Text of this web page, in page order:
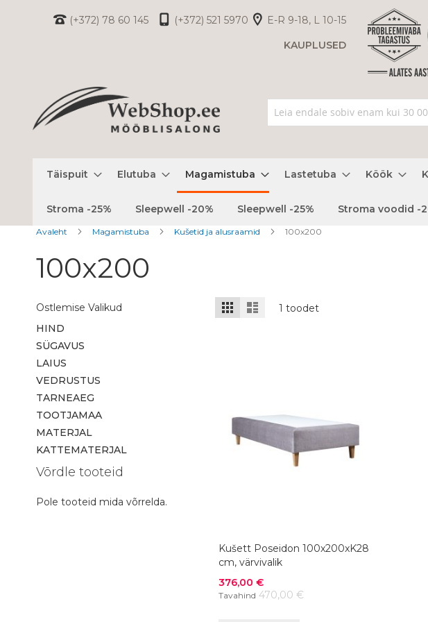
(+372) 78 60 145 (+372) 521 5970
E-R 9-18, L 10-15
KAUPLUSED
Täispuit Elutuba Magamistuba Lastetuba Köök
Stroma -25% Sleepwell -20% Sleepwell -25% Stroma voodid -
Avaleht Magamistuba Kušetid ja alusraamid 100x200
100x200
Kuvamisviis
Ruudustik
Nimekiri
1 toodet
Kušett Poseidon 100x200xK28
cm, värvivalik
Soodushind
376,00 €
Tavahind 470,00 €
Ostlemise Valikud
HIND
SÜGAVUS
LAIUS
VEDRUSTUS
TARNEAEG
TOOTJAMAA
MATERJAL
KATTEMATERJAL
Võrdle tooteid
Pole tooteid mida võrrelda.